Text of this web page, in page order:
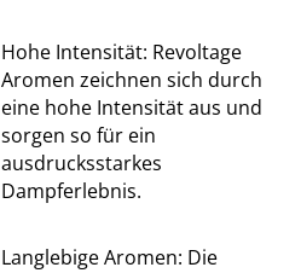
Hohe Intensität: Revoltage
Aromen zeichnen sich durch
eine hohe Intensität aus und
sorgen so für ein
ausdrucksstarkes
Dampferlebnis.
Langlebige Aromen: Die